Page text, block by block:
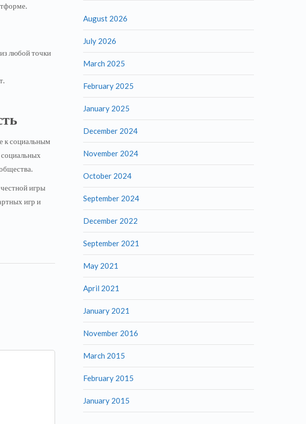
любой точки
к социальным
игры
игр и
August 2026
July 2026
March 2025
February 2025
January 2025
December 2024
November 2024
October 2024
September 2024
December 2022
September 2021
May 2021
April 2021
January 2021
November 2016
March 2015
February 2015
January 2015